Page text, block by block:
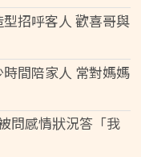
招呼客人 歡喜哥與
間陪家人 常對媽媽
問感情狀況答「我